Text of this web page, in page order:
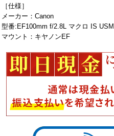
［仕様］
メーカー：Canon
型番:EF100mm f/2.8L マクロ IS USM
マウント：キヤノンEF